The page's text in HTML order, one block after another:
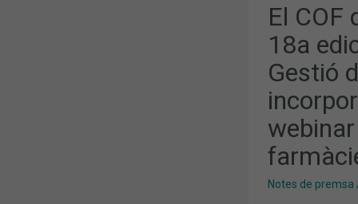
El COF
18a
Gestió
Notes de premsa
WEBINAR
VIRTUALS
A
FARMÀCIES
REFERENTS